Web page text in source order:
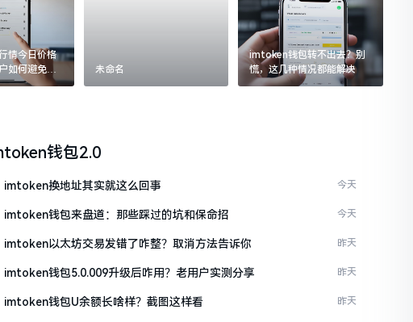
情今日价格
如何避免追
未命名
imtoken钱包转不出去？别
慌，这几种情况都能解决
钱包2.0
imtoken换地址其实就这么回事 今天
imtoken钱包来盘道：那些踩过的坑和保命招 今天
imtoken以太坊交易发错了咋整？取消方法告诉你 昨天
imtoken钱包5.0.009升级后咋用？老用户实测分享 昨天
imtoken钱包U余额长啥样？截图这样看 昨天